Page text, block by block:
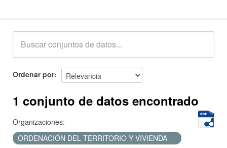
Acerca de
Ordenar por
1 conjunto de datos encontrado
Organizaciones:
ORDENACIÓN DEL TERRITORIO Y VIVIENDA